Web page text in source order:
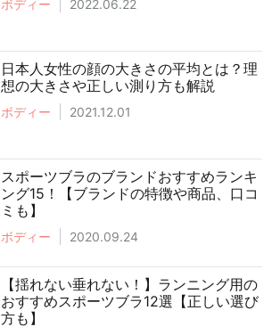
ボディー 2022.06.22
日本人女性の顔の大きさの平均とは？理
想の大きさや正しい測り方も解説
ボディー 2021.12.01
スポーツブラのブランドおすすめランキ
ング15！【ブランドの特徴や商品、口コ
ミも】
ボディー 2020.09.24
【揺れない垂れない！】ランニング用の
おすすめスポーツブラ12選【正しい選び
方も】